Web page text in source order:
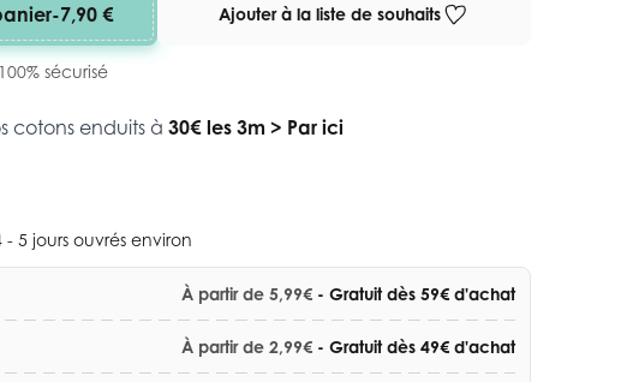
-7,90 €
sécurisé
Ajouter à la liste de souhaits
cotons enduits à 30€ les 3m > Par ici
- 5 jours ouvrés environ
À partir de 5,99€ - Gratuit dès 59€ d'achat
À partir de 2,99€ - Gratuit dès 49€ d'achat